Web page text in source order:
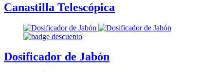
Canastilla Telescópica
Dosificador de Jabón